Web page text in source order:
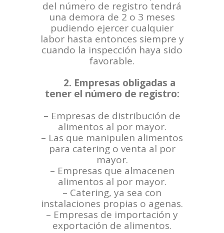
del número de registro tendrá
una demora de 2 o 3 meses
pudiendo ejercer cualquier
labor hasta entonces siempre y
cuando la inspección haya sido
favorable.
2. Empresas obligadas a
tener el número de registro:
– Empresas de distribución de
alimentos al por mayor.
– Las que manipulen alimentos
para catering o venta al por
mayor.
– Empresas que almacenen
alimentos al por mayor.
– Catering, ya sea con
instalaciones propias o agenas.
– Empresas de importación y
exportación de alimentos.